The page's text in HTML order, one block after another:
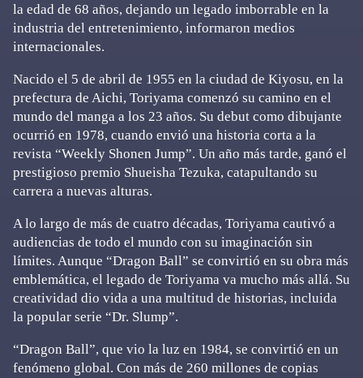
la edad de 68 años, dejando un legado imborrable en la
industria del entretenimiento, informaron medios
internacionales.
Nacido el 5 de abril de 1955 en la ciudad de Kiyosu, en la
prefectura de Aichi, Toriyama comenzó su camino en el
mundo del manga a los 23 años. Su debut como dibujante
ocurrió en 1978, cuando envió una historia corta a la
revista “Weekly Shonen Jump”. Un año más tarde, ganó el
prestigioso premio Shueisha Tezuka, catapultando su
carrera a nuevas alturas.
A lo largo de más de cuatro décadas, Toriyama cautivó a
audiencias de todo el mundo con su imaginación sin
límites. Aunque “Dragon Ball” se convirtió en su obra más
emblemática, el legado de Toriyama va mucho más allá. Su
creatividad dio vida a una multitud de historias, incluida
la popular serie “Dr. Slump”.
“Dragon Ball”, que vio la luz en 1984, se convirtió en un
fenómeno global. Con más de 260 millones de copias